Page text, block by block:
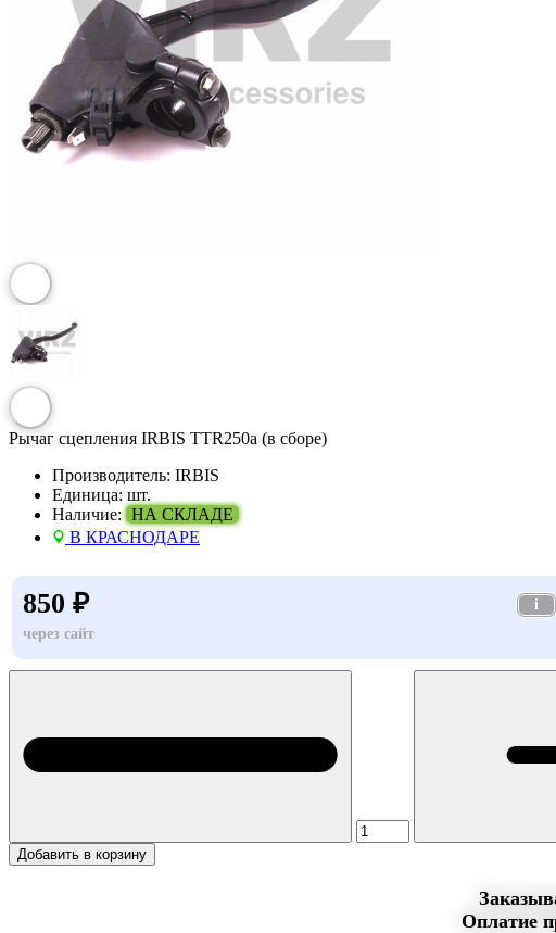
Рычаг сцепления IRBIS TTR250a (в сборе)
Производитель: IRBIS
Единица: шт.
Наличие: НА СКЛАДЕ
В КРАСНОДАРЕ
850 ₽
i
через сайт
Добавить в корзину
Оплатие